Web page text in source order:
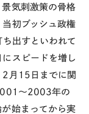
気刺激策の骨格
初ブッシュ政権
出すといわれて
スピードを増し
2月15日までに関
～2003年の
始まってから実